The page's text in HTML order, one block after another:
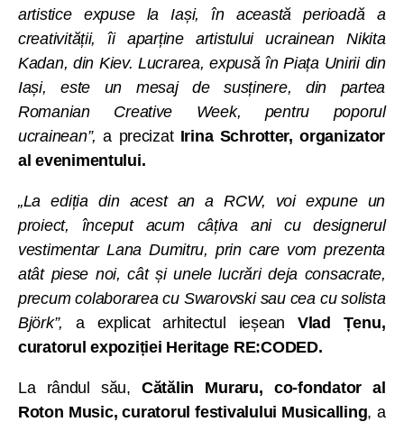
artistice expuse la Iași, în această perioadă a
creativității, îi aparține artistului ucrainean Nikita
Kadan, din Kiev. Lucrarea, expusă în Piața Unirii din
Iași, este un mesaj de susținere, din partea
Romanian Creative Week, pentru poporul
ucrainean”, a precizat Irina Schrotter, organizator
al evenimentului.
„La ediția din acest an a RCW, voi expune un
proiect, început acum câțiva ani cu designerul
vestimentar Lana Dumitru, prin care vom prezenta
atât piese noi, cât și unele lucrări deja consacrate,
precum colaborarea cu Swarovski sau cea cu solista
Björk”, a explicat arhitectul ieșean Vlad Țenu,
curatorul expoziției Heritage RE:CODED.
La rândul său, Cătălin Muraru, co-fondator al
Roton Music, curatorul festivalului Musicalling, a